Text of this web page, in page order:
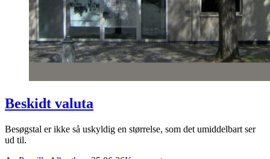
Beskidt valuta
Besøgstal er ikke så uskyldig en størrelse, som det umiddelbart ser
ud til.